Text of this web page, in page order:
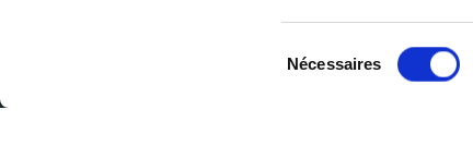
Nécessaires